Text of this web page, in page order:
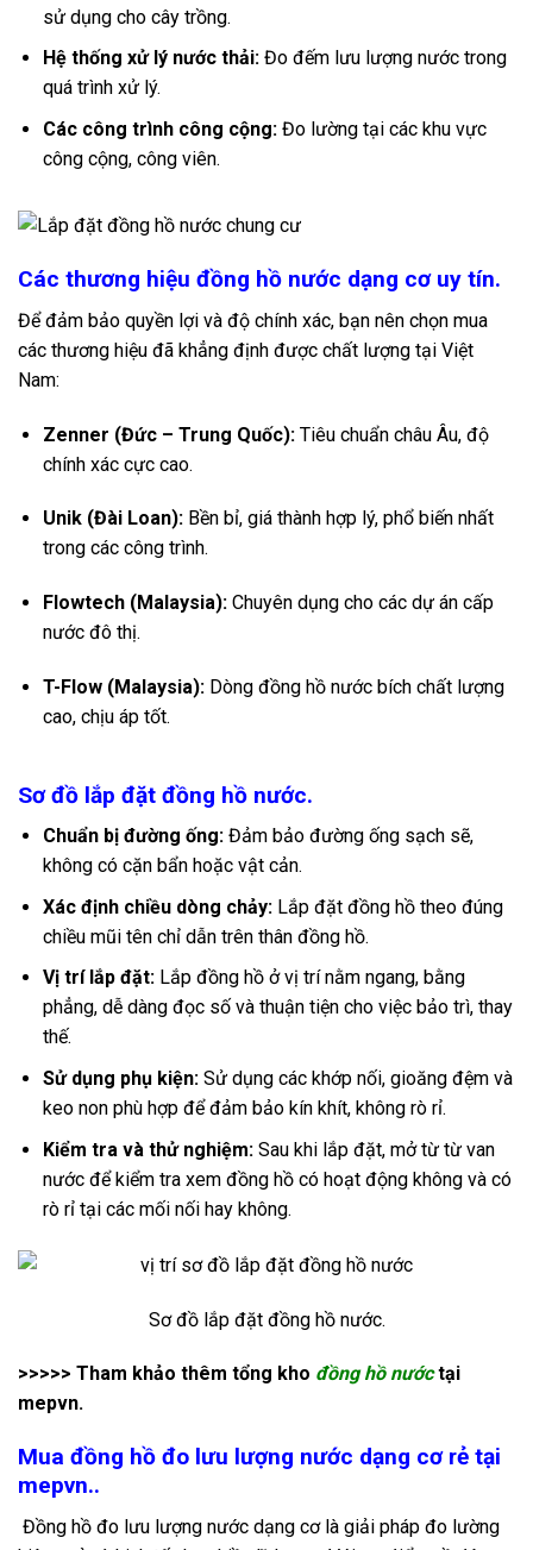
sử dụng cho cây trồng.
Hệ thống xử lý nước thải:Đo đếm lưu lượng nước trong
quá trình xử lý.
Các công trình công cộng:Đo lường tại các khu vực
công cộng, công viên.
Các thương hiệu đồng hồ nước dạng cơ uy tín.
Để đảm bảo quyền lợi và độ chính xác, bạn nên chọn mua
các thương hiệu đã khẳng định được chất lượng tại Việt
Nam:
Zenner (Đức – Trung Quốc):Tiêu chuẩn châu Âu, độ
chính xác cực cao.
Unik(Đài Loan):Bền bỉ, giá thành hợp lý, phổ biến nhất
trong các công trình.
Flowtech(Malaysia):Chuyên dụng cho các dự án cấp
nước đô thị.
T-Flow(Malaysia):Dòng đồng hồ nước bích chất lượng
cao, chịu áp tốt.
Sơ đồ lắp đặt đồng hồ nước.
Chuẩn bị đường ống:Đảm bảo đường ống sạch sẽ,
không có cặn bẩn hoặc vật cản.
Xác định chiều dòng chảy:Lắp đặt đồng hồ theo đúng
chiều mũi tên chỉ dẫn trên thân đồng hồ.
Vị trí lắp đặt:Lắp đồng hồ ở vị trí nằm ngang, bằng
phẳng, dễ dàng đọc số và thuận tiện cho việc bảo trì, thay
thế.
Sử dụng phụ kiện:Sử dụng các khớp nối, gioăng đệm và
keo non phù hợp để đảm bảo kín khít, không rò rỉ.
Kiểm tra và thử nghiệm:Sau khi lắp đặt, mở từ từ van
nước để kiểm tra xem đồng hồ có hoạt động không và có
rò rỉ tại các mối nối hay không.
Sơ đồ lắp đặt đồng hồ nước.
>>>>> Tham khảo thêm tổng kho đồng hồ nướctại
mepvn.
Mua đồng hồ đo lưu lượng nước dạng cơ rẻ tại
mepvn..
Đồng hồ đo lưu lượng nước dạng cơ là giải pháp đo lường